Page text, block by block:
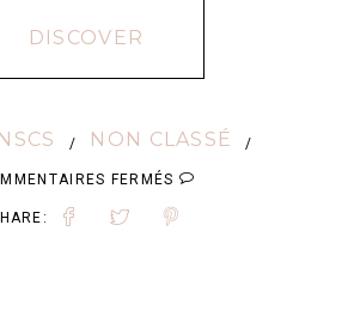
DISCOVER
/ NON CLASSÉ /
FERMÉS SUR
ROBE